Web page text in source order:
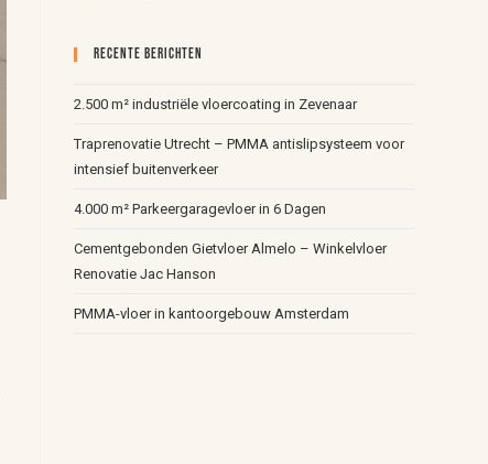
Recente Berichten
2.500 m² industriële vloercoating in Zevenaar
Traprenovatie Utrecht – PMMA antislipsysteem voor
intensief buitenverkeer
4.000 m² Parkeergaragevloer in 6 Dagen
Cementgebonden Gietvloer Almelo – Winkelvloer
Renovatie Jac Hanson
PMMA-vloer in kantoorgebouw Amsterdam